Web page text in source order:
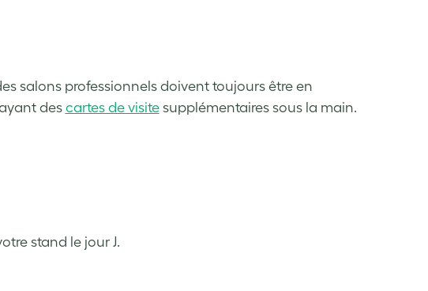
salons professionnels doivent toujours être en
des cartes de visitesupplémentaires sous la main.
stand le jour J.